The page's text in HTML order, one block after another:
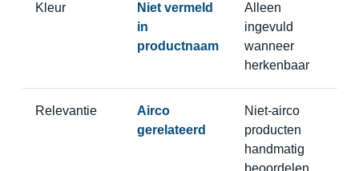
Kleur
Niet vermeld
in
productnaam
Alleen
ingevuld
wanneer
herkenbaar
Relevantie
Airco
gerelateerd
Niet-airco
producten
handmatig
beoordelen